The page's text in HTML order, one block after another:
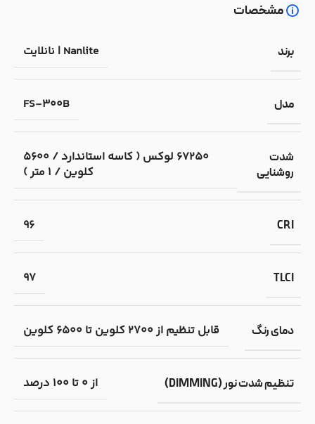
مشخصات
برند Nanlite | نانلایت
مدل FS-300B
شدت
روشنایی
67250 لوکس ( کاسه استاندارد / 5600
کلوین / 1 متر )
CRI
96
TLCI
97
دمای رنگ قابل تنظیم از 2700 کلوین تا 6500 کلوین
تنظیم شدت نور (DIMMING) از 0 تا 100 درصد